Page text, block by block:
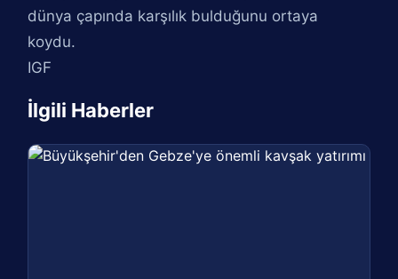
dünya çapında karşılık bulduğunu ortaya
koydu.
IGF
İlgili Haberler